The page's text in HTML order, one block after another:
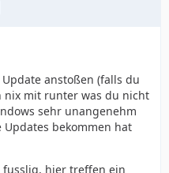
anstoßen (falls du
nix mit runter was du nicht
sehr unangenehm
bekommen hat
hier treffen ein